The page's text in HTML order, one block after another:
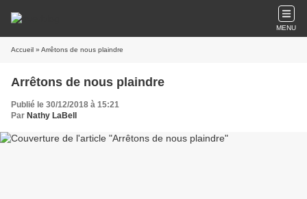
MENU
Accueil » Arrêtons de nous plaindre
Arrêtons de nous plaindre
Publié le 30/12/2018 à 15:21
Par Nathy LaBell